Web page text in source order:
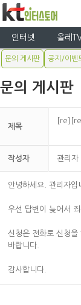
인터넷 올레
문의 게시판 공지/이벤
문의 게시판
제목
작성자 관리자
안녕하세요. 관리자입
우선 답변이 늦어서
신청은 전화로 신청을
바랍니다.
감사합니다.